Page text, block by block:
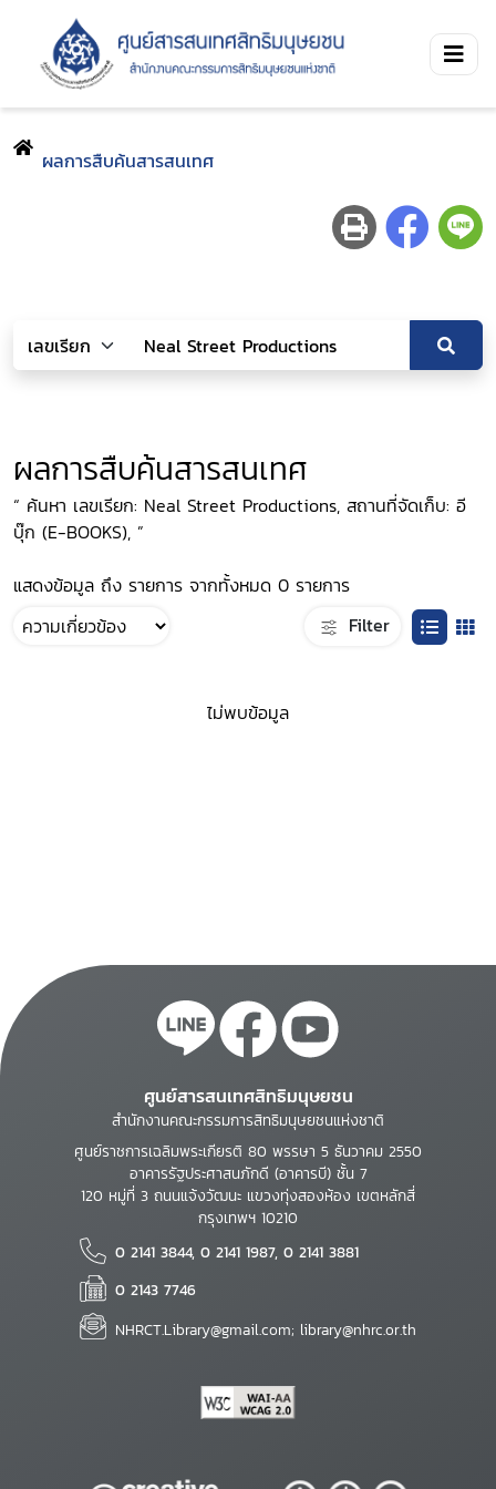
ผลการสืบค้นสารสนเทศ
ผลการสืบค้นสารสนเทศ
“ ค้นหา เลขเรียก: Neal Street Productions, สถานที่จัดเก็บ: อี
บุ๊ก (E-BOOKS), ”
แสดงข้อมูล ถึง รายการ จากทั้งหมด 0 รายการ
Filter
ไม่พบข้อมูล
ศูนย์สารสนเทศสิทธิมนุษยชน
สำนักงานคณะกรรมการสิทธิมนุษยชนแห่งชาติ
ศูนย์ราชการเฉลิมพระเกียรติ 80 พรรษา 5 ธันวาคม 2550
อาคารรัฐประศาสนภักดี (อาคารบี) ชั้น 7
120 หมู่ที่ 3 ถนนแจ้งวัฒนะ แขวงทุ่งสองห้อง เขตหลักสี่
กรุงเทพฯ 10210
0 2141 3844, 0 2141 1987, 0 2141 3881
0 2143 7746
NHRCT.Library@gmail.com; library@nhrc.or.th